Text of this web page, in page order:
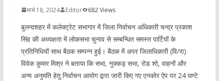
मार्च 18, 2024 Editor 682 Views
बुलन्दशहर में कलेक्ट्रेट सभागार में जिला निर्वाचन अधिकारी चन्द्र प्रकाश
सिंह की अध्यक्षता में लोकसभा चुनाव से सम्बन्धित समस्त पार्टियों के
प्रतिनिधियों साथ बैठक सम्पन्न हुई। बैठक में अपर जिलाधिकारी (वि/रा)
विवेक कुमार मिश्र ने बताया कि सभा, नुक्कड़ सभा, रोड शो, वाहनों और
अन्य अनुमति हेतु निर्वाचन आयोग द्वारा जारी किए गए एनकोर ऐप पर 24 घण्टे